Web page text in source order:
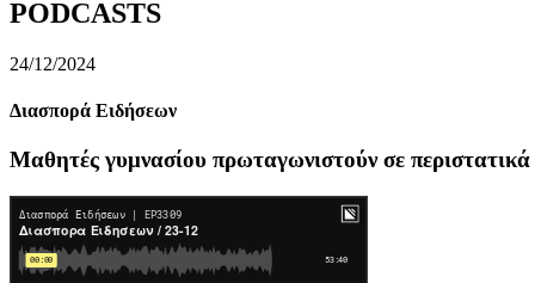
PODCASTS
24/12/2024
Διασπορά Ειδήσεων
Μαθητές γυμνασίου πρωταγωνιστούν σε περιστατικά